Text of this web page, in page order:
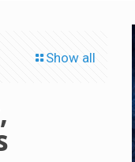
Show all